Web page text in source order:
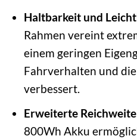
Haltbarkeit und
Rahmen vereint
einem geringen
Fahrverhalten und
verbessert.
Erweiterte
800Wh Akku